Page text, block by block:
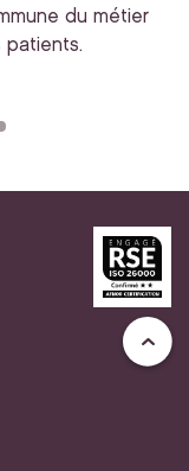
du métier
patients.